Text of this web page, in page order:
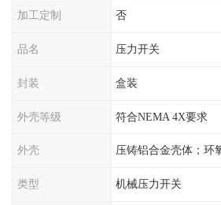
加工定制 否
品名 压力开关
封装 盒装
外壳等级 符合NEMA 4X要求
外壳
类型 机械压力开关